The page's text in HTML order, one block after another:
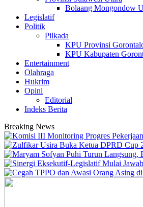
Bolaang Mongondow
Legislatif
Politik
Pilkada
KPU Provinsi
KPU Kabupaten
Entertainment
Olahraga
Hukrim
Opini
Editorial
Indeks Berita
Breaking News